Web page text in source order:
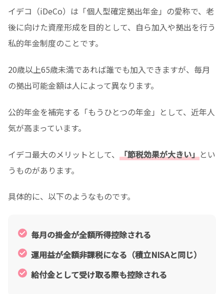
イデコ（iDeCo）は「個人型確定拠出年金」の愛称で、老
後に向けた資産形成を目的として、自ら加入や拠出を行う
私的年金制度のことです。
20歳以上65歳未満であれば誰でも加入できますが、毎月
の拠出可能金額は人によって異なります。
公的年金を補完する「もうひとつの年金」として、近年人
気が高まっています。
イデコ最大のメリットとして、 「節税効果が大きい」とい
うものがあります。
具体的に、以下のようなものです。
毎月の掛金が全額所得控除される
運用益が全額非課税になる（積立NISAと同じ）
給付金として受け取る際も控除される